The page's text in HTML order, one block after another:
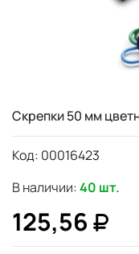
Скрепки 50 мм
В наличии:40 шт.
125,56
Код: 00016423